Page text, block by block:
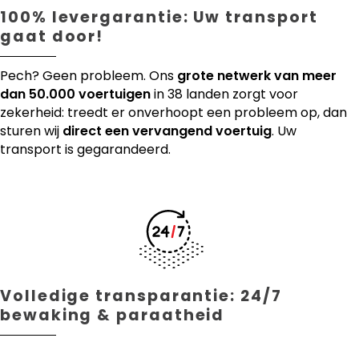
100% levergarantie: Uw transport
gaat door!
Pech? Geen probleem. Ons grote netwerk van meer
dan 50.000 voertuigenin 38 landen zorgt voor
zekerheid: treedt er onverhoopt een probleem op, dan
sturen wij direct een vervangend voertuig. Uw
transport is gegarandeerd.
Volledige transparantie: 24/7
bewaking & paraatheid